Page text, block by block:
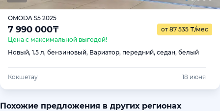
OMODA S5 2025
7 990 000₸ от 87 535 ₸/мес
Цена с максимальной выгодой!
Новый, 1.5 л, бензиновый, Вариатор, передний, седан, белый
Кокшетау 18 июня
Похожие предложения в других регионах